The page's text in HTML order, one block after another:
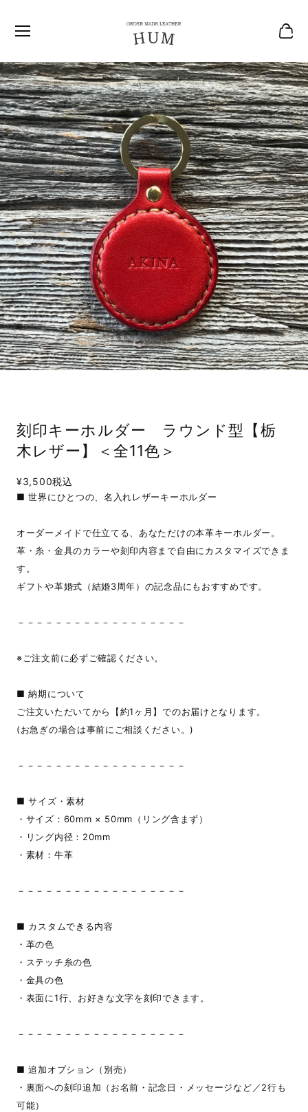
刻印キーホルダー ラウンド型【栃
木レザー】＜全11色＞
¥3,500税込
■ 世界にひとつの、名入れレザーキーホルダー
オーダーメイドで仕立てる、あなただけの本革キーホルダー。
革・糸・金具のカラーや刻印内容まで自由にカスタマイズできま
す。
ギフトや革婚式（結婚3周年）の記念品にもおすすめです。
－－－－－－－－－－－－－－－－－－
※ご注文前に必ずご確認ください。
■ 納期について
ご注文いただいてから【約1ヶ月】でのお届けとなります。
(お急ぎの場合は事前にご相談ください。)
－－－－－－－－－－－－－－－－－－
■ サイズ・素材
・サイズ：60mm × 50mm（リング含まず）
・リング内径：20mm
・素材：牛革
－－－－－－－－－－－－－－－－－－
■ カスタムできる内容
・革の色
・ステッチ糸の色
・金具の色
・表面に1行、お好きな文字を刻印できます。
－－－－－－－－－－－－－－－－－－
■ 追加オプション（別売）
・裏面への刻印追加（お名前・記念日・メッセージなど／2行も
可能）